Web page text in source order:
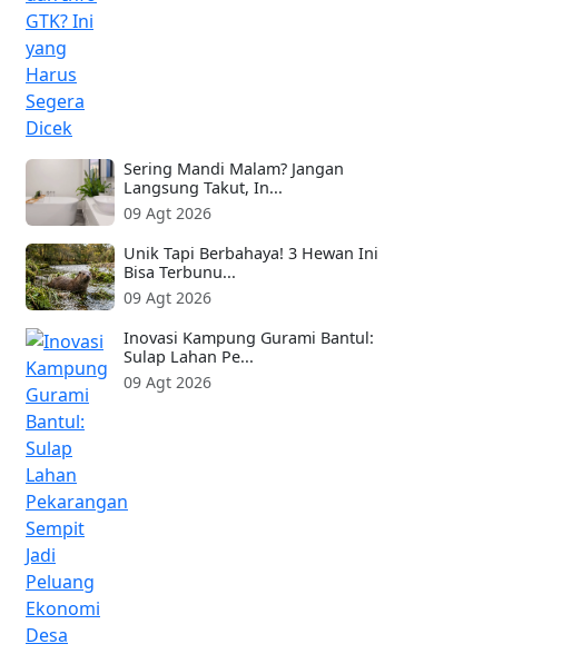
Sering Mandi Malam? Jangan
Langsung Takut, In...
09 Agt 2026
Unik Tapi Berbahaya! 3 Hewan Ini
Bisa Terbunu...
09 Agt 2026
Inovasi Kampung Gurami Bantul:
Sulap Lahan Pe...
09 Agt 2026